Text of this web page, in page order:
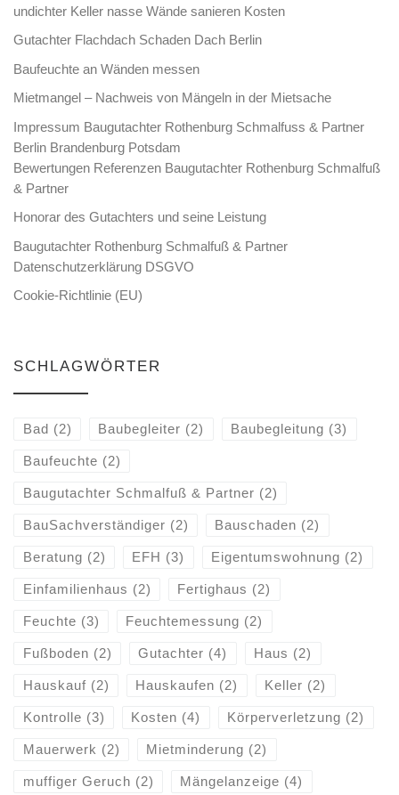
undichter Keller nasse Wände sanieren Kosten
Gutachter Flachdach Schaden Dach Berlin
Baufeuchte an Wänden messen
Mietmangel – Nachweis von Mängeln in der Mietsache
Impressum Baugutachter Rothenburg Schmalfuss & Partner
Berlin Brandenburg Potsdam
Bewertungen Referenzen Baugutachter Rothenburg Schmalfuß
& Partner
Honorar des Gutachters und seine Leistung
Baugutachter Rothenburg Schmalfuß & Partner
Datenschutzerklärung DSGVO
Cookie-Richtlinie (EU)
SCHLAGWÖRTER
Bad (2) Baubegleiter (2) Baubegleitung (3)
Baufeuchte (2)
Baugutachter Schmalfuß & Partner (2)
BauSachverständiger (2) Bauschaden (2)
Beratung (2) EFH (3) Eigentumswohnung (2)
Einfamilienhaus (2) Fertighaus (2)
Feuchte (3) Feuchtemessung (2)
Fußboden (2) Gutachter (4) Haus (2)
Hauskauf(2) Hauskaufen (2) Keller (2)
Kontrolle (3) Kosten (4) Körperverletzung (2)
Mauerwerk (2) Mietminderung (2)
muffiger Geruch (2) Mängelanzeige (4)